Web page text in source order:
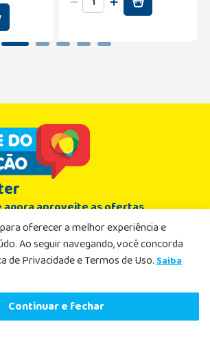
sem juros
Comprar agora
agora aproveite as ofertas
oferecer a melhor experiência e
Ao seguir navegando, você concorda
de Privacidade e Termos de Uso.Saiba
Continuar e fechar